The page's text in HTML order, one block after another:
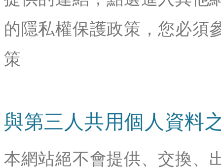
的隱私權保護政策，您必須
策
與第三人共用個人資料
本網站絕不會提供、交換、